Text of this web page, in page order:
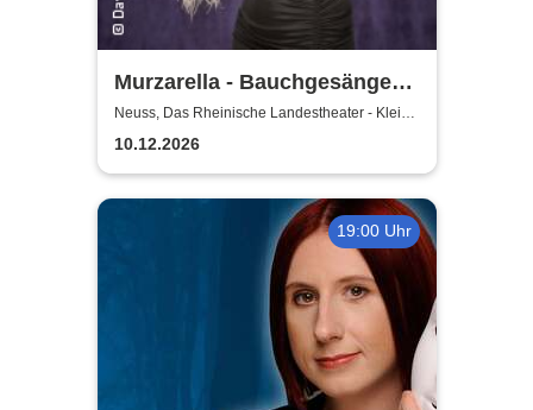
Murzarella - Bauchgesänge
und andere Ungereimtheiten
Neuss, Das Rheinische Landestheater - Kleine
Bühne
10.12.2026
19:00 Uhr